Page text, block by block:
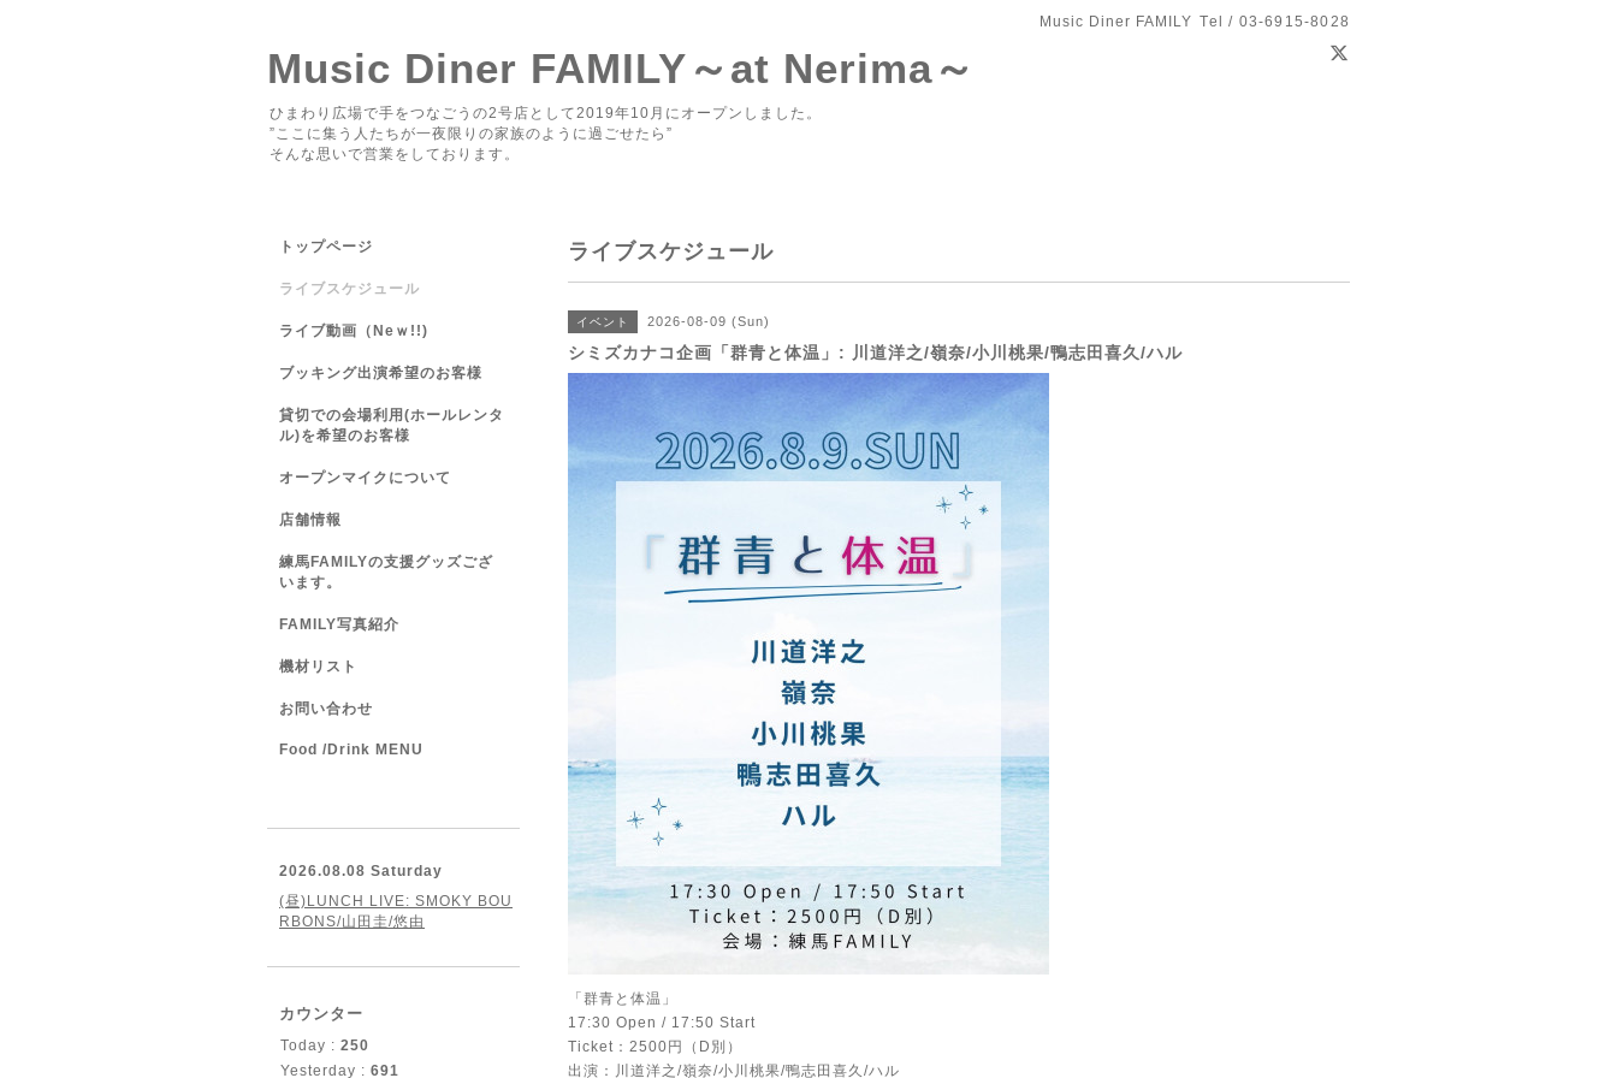
Music Diner FAMILY Tel / 03-6915-8028
Music Diner FAMILY～at Nerima～
ひまわり広場で手をつなごうの2号店として2019年10月にオープンしました。
”ここに集う人たちが一夜限りの家族のように過ごせたら”
そんな思いで営業をしております。
ライブスケジュール
イベント 2026-08-09 (Sun)
シミズカナコ企画「群青と体温」: 川道洋之/嶺奈/小川桃果/鴨志田喜久/ハル
「群青と体温」
17:30 Open / 17:50 Start
Ticket：2500円（D別）
出演：川道洋之/嶺奈/小川桃果/鴨志田喜久/ハル
トップページ
ライブスケジュール
ライブ動画（Neｗ!!)
ブッキング出演希望のお客様
貸切での会場利用(ホールレンタ
ル)を希望のお客様
オープンマイクについて
店舗情報
練馬FAMILYの支援グッズござ
います。
FAMILY写真紹介
機材リスト
お問い合わせ
Food /Drink MENU
2026.08.08 Saturday
(昼)LUNCH LIVE: SMOKY BOU
RBONS/山田圭/悠由
カウンター
Today : 250
Yesterday : 691